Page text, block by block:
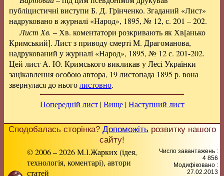
публіцистичні виступи Б. Д. Грінченко. Згаданий «Лист»
надруковано в журналі «Народ», 1895, № 12, с. 201 – 202.
Лист Хв. – Хв. коментатори розкривають як Хв[анько
Кримський]. Лист з приводу смерті М. Драгоманова,
надрукований у журналі «Народ», 1895, № 12 с. 201-202.
Цей лист А. Ю. Кримського викликав у Лесі Українки
зацікавлення особою автора, 19 листопада 1895 р. вона
звернулася до ньоголистовно.
Попередній лист|Вище|Наступний лист
Сподобалась сторінка? Допоможітьрозвитку нашого
сайту!
© 2006 – 2026 М.І.Жарких (ідея,
технологія, коментарі), автори
статей
Число завантажень :
4 856
Модифіковано :
27.02.2013